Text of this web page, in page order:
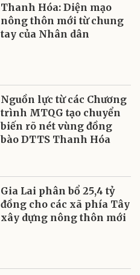
Thanh Hóa: Diện mạo
nông thôn mới từ chung
tay của Nhân dân
Nguồn lực từ các Chương
trình MTQG tạo chuyển
biến rõ nét vùng đồng
bào DTTS Thanh Hóa
Gia Lai phân bổ 25,4 tỷ
đồng cho các xã phía Tây
xây dựng nông thôn mới